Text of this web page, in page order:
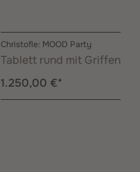
Christofle: MOOD Party
Tablett rund mit Griffen
1.250,00 €*